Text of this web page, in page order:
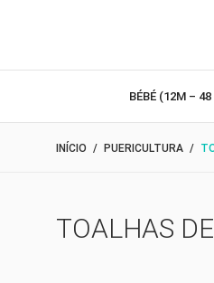
BÉBÉ (12M – 48
INÍCIO PUERICULTURA
TOALHAS